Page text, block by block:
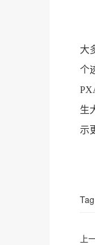
大
个
生
示
Tag
上